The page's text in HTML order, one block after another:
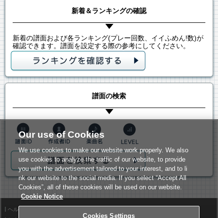
新着＆ランキングの確認
新着の譜面および各ランキング(プレー回数、イイふめん!数)が
確認できます。譜面を設定する際の参考にしてください。
譜面の検索
ヘルプ
Our use of Cookies
We use cookies to make our website work properly. We also
use cookies to analyze the traffic of our website, to provide
you with the advertisement tailored to your interest, and to li
nk our website to the social media. If you select “Accept All
Cookies”, all of these cookies will be used on our website.
Cookie Notice
Cookies Settings